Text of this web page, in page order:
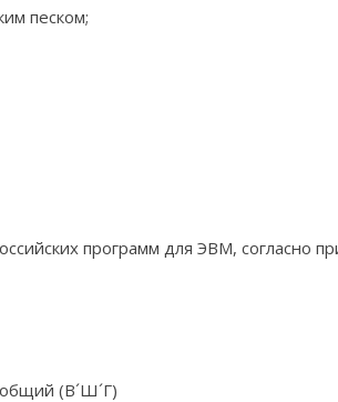
песком;
программ для ЭВМ, согласно
(В´Ш´Г)